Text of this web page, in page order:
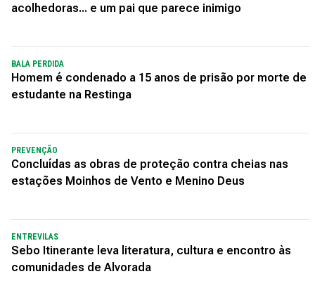
acolhedoras... e um pai que parece inimigo
BALA PERDIDA
Homem é condenado a 15 anos de prisão por morte de
estudante na Restinga
PREVENÇÃO
Concluídas as obras de proteção contra cheias nas
estações Moinhos de Vento e Menino Deus
ENTREVILAS
Sebo Itinerante leva literatura, cultura e encontro às
comunidades de Alvorada